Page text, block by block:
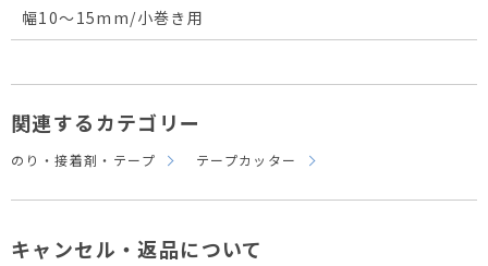
幅10～15mm/小巻き用
関連するカテゴリー
のり・接着剤・テープ テープカッター
キャンセル・返品について